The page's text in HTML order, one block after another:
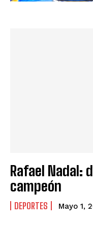
Rafael Nadal:
campeón
DEPORTES Mayo 1,